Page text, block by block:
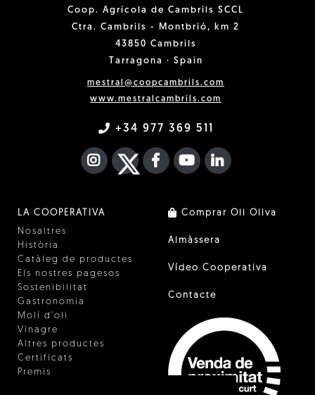
Coop. Agrícola de Cambrils SCCL
Ctra. Cambrils - Montbrió, km 2
43850 Cambrils
Tarragona · Spain
mestral@coopcambrils.com
www.mestralcambrils.com
+34 977 369 511
INSTAGRAM
TWITTER
FACEBOOK F
YOUTUBEFA LINKEDIN
LA COOPERATIVA
Nosaltres
Història
Catàleg de productes
Els nostres pagesos
Sostenibilitat
Gastronomia
Molí d'oli
Vinagre
Altres productes
Certificats
Premis
Comprar Oli Oliva
Almàssera
Vídeo Cooperativa
Contacte